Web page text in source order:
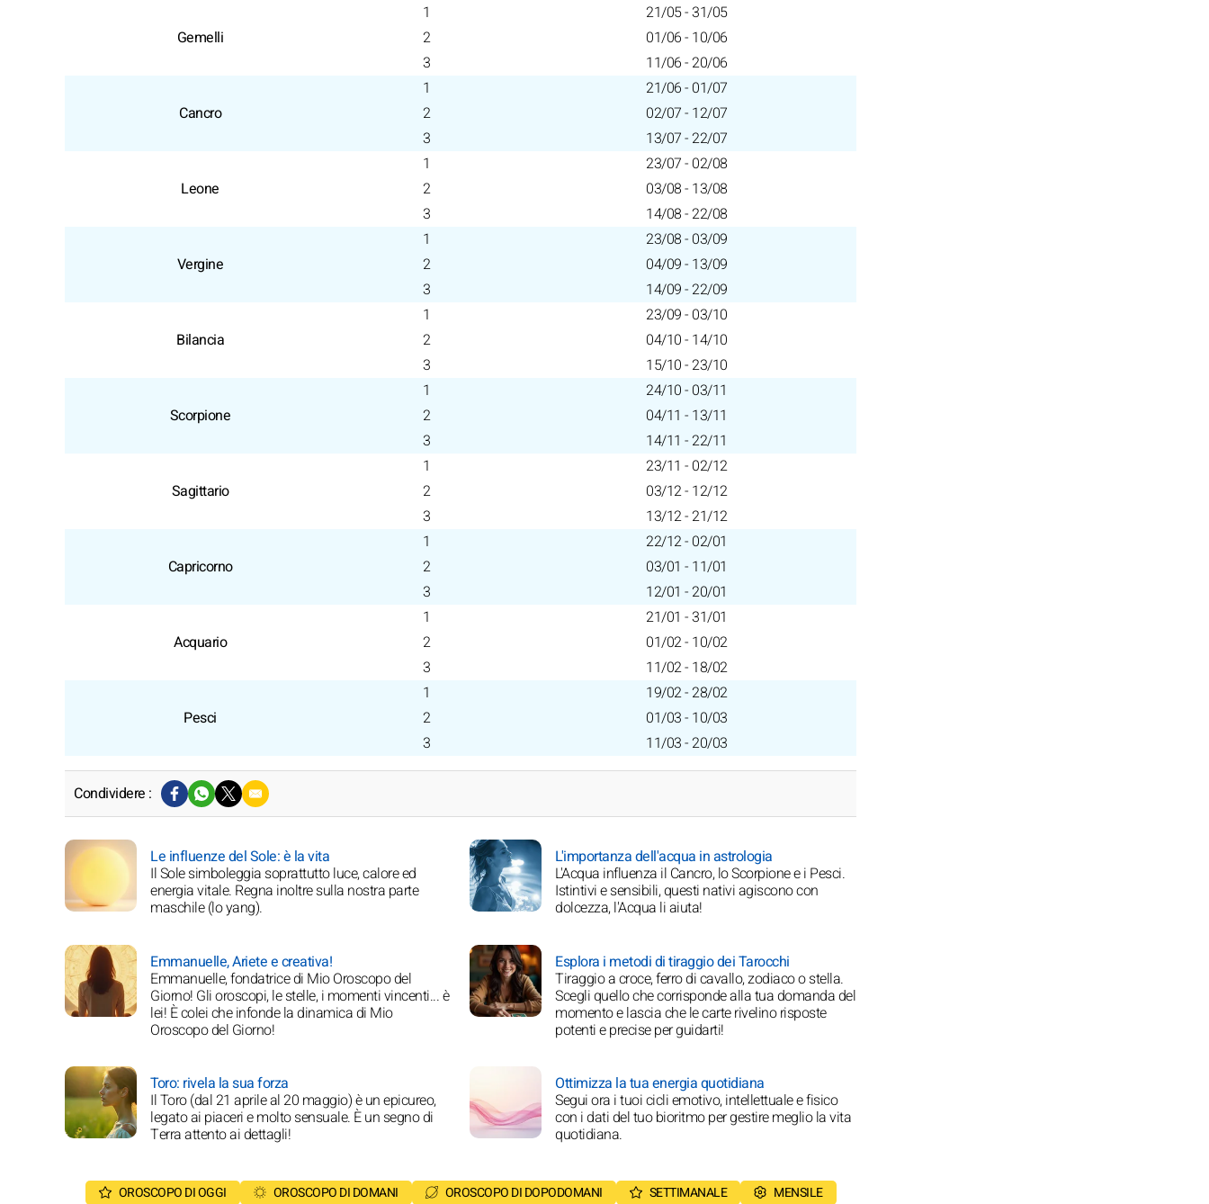
Gemelli
1
21/05 - 31/05
2
01/06 - 10/06
3
11/06 - 20/06
Cancro
1
21/06 - 01/07
2
02/07 - 12/07
3
13/07 - 22/07
Leone
1
23/07 - 02/08
2
03/08 - 13/08
3
14/08 - 22/08
Vergine
1
23/08 - 03/09
2
04/09 - 13/09
3
14/09 - 22/09
Bilancia
1
23/09 - 03/10
2
04/10 - 14/10
3
15/10 - 23/10
Scorpione
1
24/10 - 03/11
2
04/11 - 13/11
3
14/11 - 22/11
Sagittario
1
23/11 - 02/12
2
03/12 - 12/12
3
13/12 - 21/12
Capricorno
1
22/12 - 02/01
2
03/01 - 11/01
3
12/01 - 20/01
Acquario
1
21/01 - 31/01
2
01/02 - 10/02
3
11/02 - 18/02
Pesci
1
19/02 - 28/02
2
01/03 - 10/03
3
11/03 - 20/03
Condividere :
Le influenze del Sole: è la vita
Il Sole simboleggia soprattutto luce, calore ed
energia vitale. Regna inoltre sulla nostra parte
maschile (lo yang).
L'importanza dell'acqua in astrologia
L'Acqua influenza il Cancro, lo Scorpione e i Pesci.
Istintivi e sensibili, questi nativi agiscono con
dolcezza, l'Acqua li aiuta!
Emmanuelle, Ariete e creativa!
Emmanuelle, fondatrice di Mio Oroscopo del
Giorno! Gli oroscopi, le stelle, i momenti vincenti... è
lei! È colei che infonde la dinamica di Mio
Oroscopo del Giorno!
Esplora i metodi di tiraggio dei Tarocchi
Tiraggio a croce, ferro di cavallo, zodiaco o stella.
Scegli quello che corrisponde alla tua domanda del
momento e lascia che le carte rivelino risposte
potenti e precise per guidarti!
Toro: rivela la sua forza
Il Toro (dal 21 aprile al 20 maggio) è un epicureo,
legato ai piaceri e molto sensuale. È un segno di
Terra attento ai dettagli!
Ottimizza la tua energia quotidiana
Segui ora i tuoi cicli emotivo, intellettuale e fisico
con i dati del tuo bioritmo per gestire meglio la vita
quotidiana.
OROSCOPO DI OGGI OROSCOPO DI DOMANI OROSCOPO DI DOPODOMANI SETTIMANALE MENSILE